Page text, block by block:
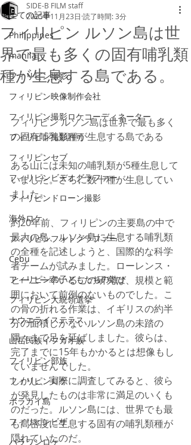
全ての記事
Philippines
manila
フィリピン撮影
フィリピン映像制作会社
フィリピン撮影ロケコーディネーター
フィリピン撮影許可
フィリピンセブ
フィリピンビデオグラファー
フィリピンドローン撮影
海外ロケ
フィリピンフォトグラファー
Cebu
フィリピンの子どもたちの遊び
フィリピン大統領選挙
ナウエライステラス
山岳民族イフガオ族
フィリピン部族
フィリピンロケ
ボラカイ島
フィリピンビザ
パラワンロケ
フィリピン ルソン島は世
界で最も多くの固有哺乳類
種が生息する島である。
SIDE-B FILM staff
2025年11月23日 読了時間: 3分
フィリピン ルソン島は世界で最も多く
の固有哺乳類種が生息する島である
ある山には未知の哺乳類が5種生息して
いました。さらに数十種が生息してい
ました。
約20年前、フィリピンの主要島の中で
最大の島、ルソン島に生息する哺乳類
の全種を記述しようと、国際的な科学
者チームが試みました。ローレンス・
ヒーニー率いるこの研究は、規模と範
囲において前例のないものでした。こ
の骨の折れる作業は、イギリスの約半
分の面積しかないルソン島の未踏の
隅々まで足を延ばしました。彼らは、
完了までに15年もかかるとは想像もし
ていませんでした。
しかし、実際に調査してみると、彼ら
が発見したものは非常に満足のいくも
のだった。ルソン島には、世界でも最
も高密度に生息する固有の哺乳類種が
隠れていたのだ。